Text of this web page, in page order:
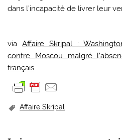
dans l’incapacité de livrer leur
viaAffaire Skripal :
contre Moscou malgré
français
Affaire Skripal